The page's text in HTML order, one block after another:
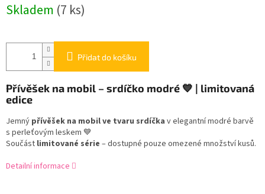
cena:
Skladem (7 ks)
Přidat do košíku
Přívěšek na mobil – srdíčko modré 💙 | limitovaná
edice
Jemný přívěšek na mobil ve tvaru srdíčka v elegantní modré barvě
s perleťovým leskem 💙
Součást limitované série – dostupné pouze omezené množství kusů.
Detailní informace